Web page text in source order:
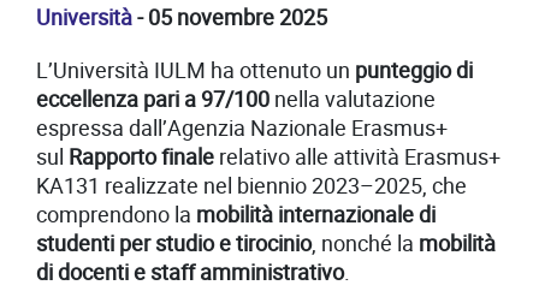
Università- 05 novembre 2025
L’Università IULM ha ottenuto un punteggio di
eccellenza pari a 97/100 nella valutazione
espressa dall’Agenzia Nazionale Erasmus+
sul Rapporto finale relativo alle attività Erasmus+
KA131 realizzate nel biennio 2023–2025, che
comprendono la mobilità internazionale di
studenti per studio e tirocinio, nonché la mobilità
di docenti e staff amministrativo.